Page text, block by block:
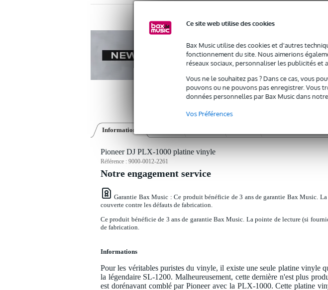
Ce site web utilise des cookies
Bax Music utilise des cookies et d'autres
fonctionnement du site. Nous aimerions
réseaux sociaux, personnaliser les publicités et
Vous ne le souhaitez pas ? Dans ce cas, vous
pouvons ou ne pouvons pas enregistrer. Vous
données personnelles par Bax Music dans notre
Vos Préférences
Informations
Pioneer DJ PLX-1000 platine vinyle
Référence : 9000-0012-2261
Notre engagement service
Garantie Bax Music : Ce produit bénéficie de 3 ans de garantie Bax Music.
couverte contre les défauts de fabrication.
Ce produit bénéficie de 3 ans de garantie Bax Music. La pointe de lecture (si
de fabrication.
Informations
Pour les véritables puristes du vinyle, il existe une seule platine vinyle
la légendaire SL-1200. Malheureusement, cette dernière n'est plus
est dorénavant comblé par Pioneer avec la PLX-1000. Cette platine